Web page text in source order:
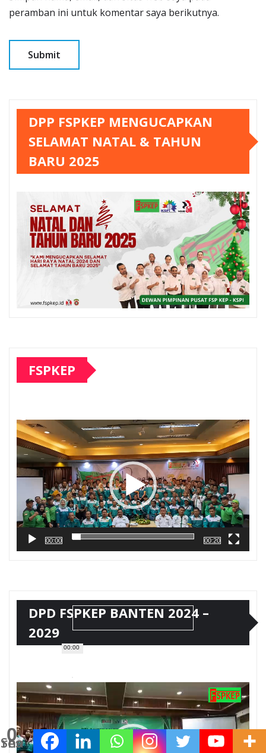
0
Shares
peramban ini untuk komentar saya berikutnya.
DPP FSPKEP MENGUCAPKAN
SELAMAT NATAL & TAHUN
BARU 2025
FSPKEP
Video
00:00
00:00
00:20
DPD FSPKEP BANTEN 2024 –
2029